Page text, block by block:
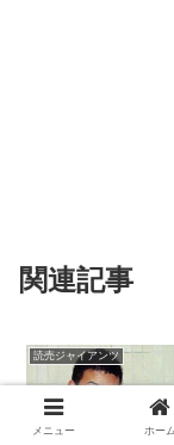
関連記事
読売ジャイアンツ
メニュー ホーム